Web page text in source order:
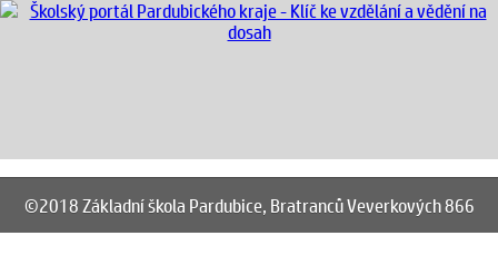
©2018 Základní škola Pardubice, Bratranců Veverkových 866